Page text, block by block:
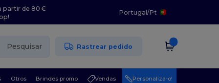
partir de 80 €
Portugal/Pt
Pesquisar Rastrear pedido
Otros Brindes promo Vendas Personaliza-o!